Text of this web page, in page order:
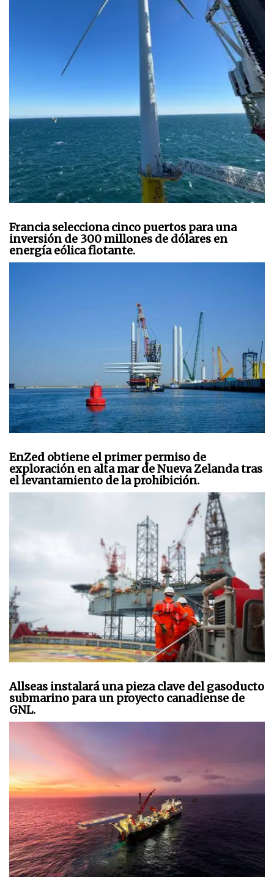
Francia selecciona cinco puertos para una
inversión de 300 millones de dólares en
energía eólica flotante.
EnZed obtiene el primer permiso de
exploración en alta mar de Nueva Zelanda tras
el levantamiento de la prohibición.
Allseas instalará una pieza clave del gasoducto
submarino para un proyecto canadiense de
GNL.